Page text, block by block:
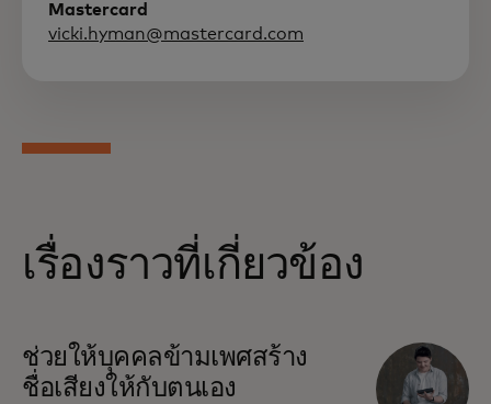
Mastercard
vicki.hyman@mastercard.com
เรื่องราวที่เกี่ยวข้อง
ช่วยให้บุคคลข้ามเพศสร้าง
ชื่อเสียงให้กับตนเอง
opens in a new tab